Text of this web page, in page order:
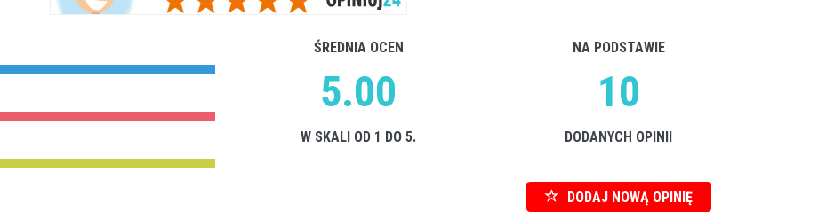
ŚREDNIA OCEN
5.00
W SKALI OD 1 DO 5.
NA PODSTAWIE
10
DODANYCH OPINII
DODAJ NOWĄ OPINIĘ